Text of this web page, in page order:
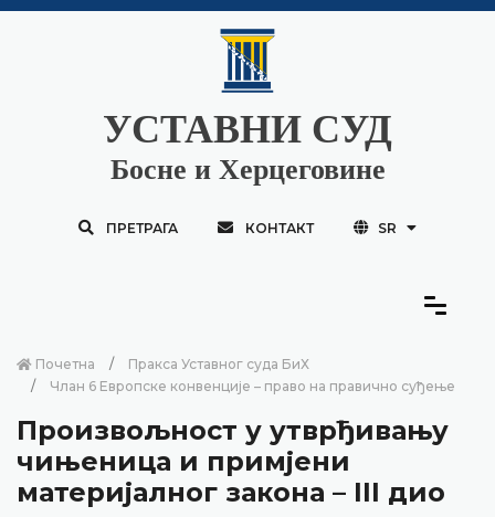
УСТАВНИ СУД
Босне и Херцеговине
ПРЕТРАГА КОНТАКТ SR
Почетна
Пракса Уставног суда БиХ
Члан 6 Европске конвенције – право на правично суђење
Произвољност у утврђивању
чињеница и примјени
материјалног закона – III дио